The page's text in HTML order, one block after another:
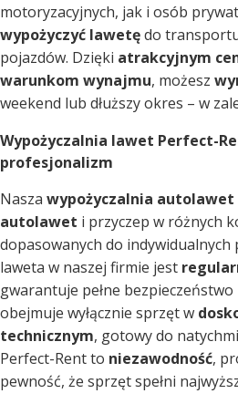
motoryzacyjnych, jak i osób
wypożyczyć lawetędo
pojazdów. Dzięki atrakcyjnym
warunkom wynajmu, możesz
weekend lub dłuższy okres – w
Wypożyczalnia lawet Perfect-
profesjonalizm
Nasza wypożyczalnia autolawet
autolawet i przyczep w różnych
dopasowanych do
laweta w naszej firmie jest
gwarantuje pełne bezpieczeństwo
obejmuje wyłącznie sprzęt w
technicznym, gotowy do
Perfect-Rent to niezawodność,
pewność, że sprzęt spełni